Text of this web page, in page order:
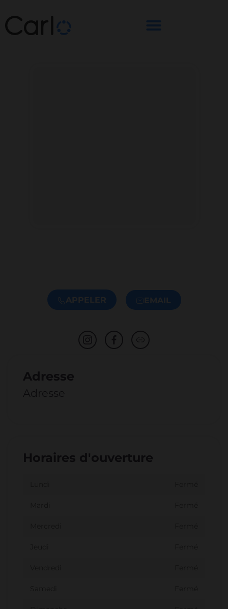
APPELER EMAIL
Adresse
Adresse
Horaires d'ouverture